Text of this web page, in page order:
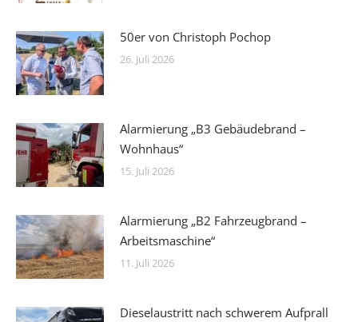
50er von Christoph Pochop
26. Juli 2026
Alarmierung „B3 Gebäudebrand –
Wohnhaus“
15. Juli 2026
Alarmierung „B2 Fahrzeugbrand –
Arbeitsmaschine“
11. Juli 2026
Dieselaustritt nach schwerem Aufprall